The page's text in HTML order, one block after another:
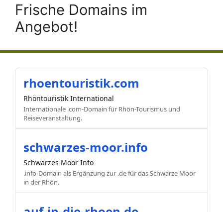
Frische Domains im
Angebot!
rhoentouristik.com
Rhöntouristik International
Internationale .com-Domain für Rhön-Tourismus und
Reiseveranstaltung.
schwarzes-moor.info
Schwarzes Moor Info
.info-Domain als Ergänzung zur .de für das Schwarze Moor
in der Rhön.